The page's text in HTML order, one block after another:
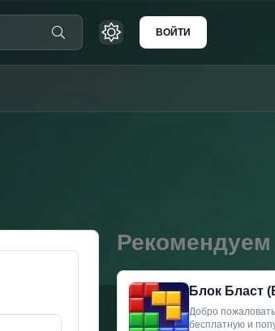
ВОЙТИ
Рекомендуем
Добро
бесплатную и